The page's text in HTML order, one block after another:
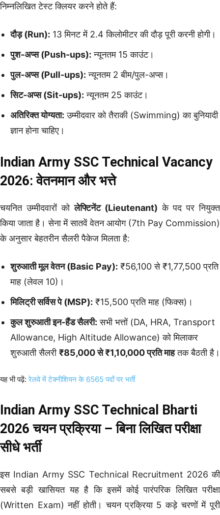
निम्नलिखित टेस्ट क्लियर करने होते हैं:
दौड़ (Run): 13 मिनट में 2.4 किलोमीटर की दौड़ पूरी करनी होगी।
पुश-अप्स (Push-ups): न्यूनतम 15 काउंट।
पुल-अप्स (Pull-ups): न्यूनतम 2 बीम/पुल-अप्स।
सिट-अप्स (Sit-ups): न्यूनतम 25 काउंट।
अतिरिक्त योग्यता: उम्मीदवार को तैराकी (Swimming) का बुनियादी
ज्ञान होना चाहिए।
Indian Army SSC Technical Vacancy
2026: वेतनमान और भत्ते
चयनित उम्मीदवारों कोलेफ्टिनेंट (Lieutenant) के पद पर नियुक्त
किया जाता है। सेना में सातवें वेतन आयोग (7th Pay Commission)
के अनुसार बेहतरीन सैलरी पैकेज मिलता है:
शुरुआती मूल वेतन (Basic Pay): ₹56,100 से ₹1,77,500 प्रति
माह (लेवल 10)।
मिलिट्री सर्विस पे (MSP): ₹15,500 प्रति माह (फिक्स)।
कुल शुरुआती इन-हैंड सैलरी: सभी भत्तों (DA, HRA, Transport
Allowance, High Altitude Allowance) को मिलाकर
शुरुआती सैलरी₹85,000 से ₹1,10,000 प्रति माहतक बैठती है।
यह भी पढ़ें:रेलवे में टेक्नीशियन के 6565 पदों पर भर्ती
Indian Army SSC Technical Bharti
2026 चयन प्रक्रिया – बिना लिखित परीक्षा
सीधे भर्ती
इस Indian Army SSC Technical Recruitment 2026 की
सबसे बड़ी खासियत यह है कि इसमें कोई पारंपरिक लिखित परीक्षा
(Written Exam) नहीं होती। चयन प्रक्रिया 5 कड़े चरणों में पूरी